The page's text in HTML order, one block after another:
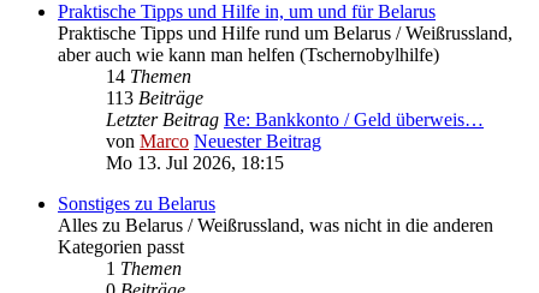
Praktische Tipps und Hilfe in, um und für Belarus
Praktische Tipps und Hilfe rund um Belarus / Weißrussland,
aber auch wie kann man helfen (Tschernobylhilfe)
14 Themen
113 Beiträge
Letzter Beitrag Re: Bankkonto / Geld überweis…
von Marco Neuester Beitrag
Mo 13. Jul 2026, 18:15
Sonstiges zu Belarus
Alles zu Belarus / Weißrussland, was nicht in die anderen
Kategorien passt
1 Themen